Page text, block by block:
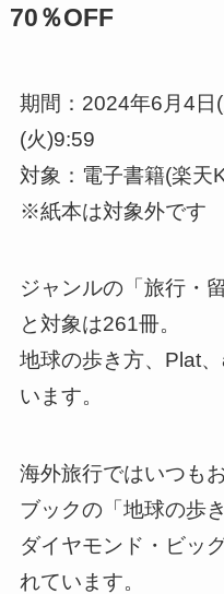
70％OFF
期間：2024年6月4日
(火)9:59
対象：電子書籍(楽天
※紙本は対象外です
ジャンルの「旅行・
と対象は261冊。
地球の歩き方、Plat
います。
海外旅行ではいつも
ブックの「地球の歩
ダイヤモンド・ビッ
れています。